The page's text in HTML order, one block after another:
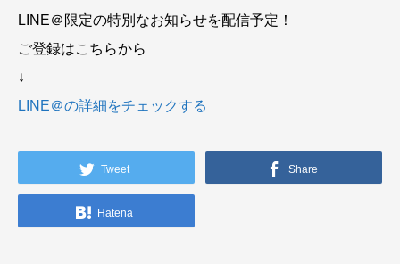
LINE＠限定の特別なお知らせを配信予定！
ご登録はこちらから
↓
LINE＠の詳細をチェックする
Tweet Share
Hatena